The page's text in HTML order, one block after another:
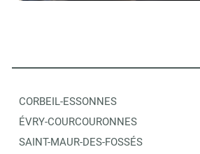
7 BDJ LOISIRS SAS
CORBEIL-ESSONNES
ÉVRY-COURCOURONNES
SAINT-MAUR-DES-FOSSÉS